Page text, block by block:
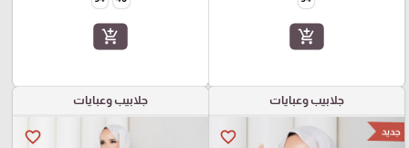
add_shopping_cart
add_shopping_cart
جلابيب وعبايات
favorite_border جديد
جلابيب وعبايات
favorite_border